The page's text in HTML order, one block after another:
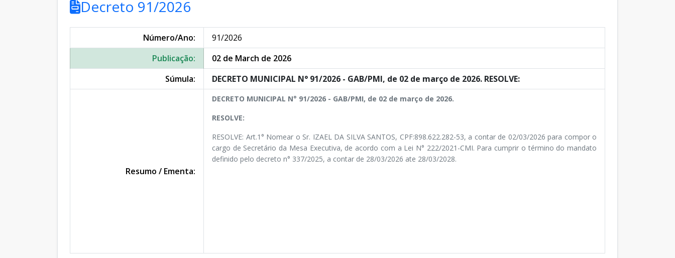
Decreto 91/2026
Número/Ano:
91/2026
Publicação:
02 de March de 2026
Súmula:
DECRETO MUNICIPAL N° 91/2026 - GAB/PMI, de 02 de março de 2026. RESOLVE:
Resumo / Ementa:
DECRETO MUNICIPAL N° 91/2026 - GAB/PMI, de 02 de março de 2026.
RESOLVE:
RESOLVE: Art.1° Nomear o Sr. IZAEL DA SILVA SANTOS, CPF:898.622.282-53, a contar de 02/03/2026 para compor o
cargo de Secretário da Mesa Executiva, de acordo com a Lei N° 222/2021-CMI. Para cumprir o término do mandato
definido pelo decreto n° 337/2025, a contar de 28/03/2026 ate 28/03/2028.